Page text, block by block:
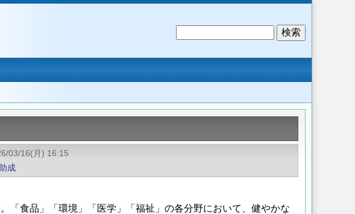
03/16(月) 16:15
成
「食品」「環境」「医学」「福祉」の各分野において、健やかな